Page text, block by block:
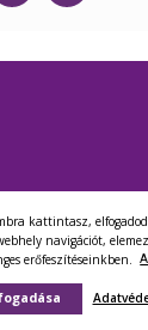
kattintasz,
navigációt,
erőfeszítéseinkben.